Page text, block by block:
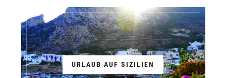
URLAUB AUF SIZILIEN